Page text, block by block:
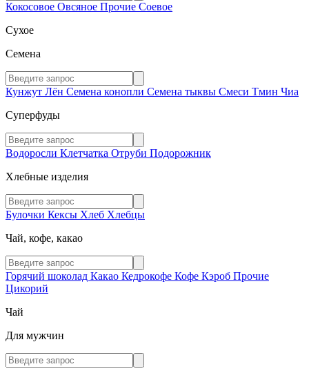
Кокосовое Овсяное Прочие Соевое
Сухое
Семена
Кунжут Лён Семена конопли Семена тыквы Смеси Тмин Чиа
Суперфуды
Водоросли Клетчатка Отруби Подорожник
Хлебные изделия
Булочки Кексы Хлеб Хлебцы
Чай, кофе, какао
Горячий шоколад Какао Кедрокофе Кофе Кэроб Прочие
Цикорий
Чай
Для мужчин